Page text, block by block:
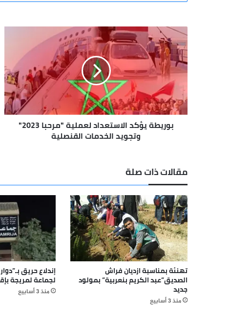
بوريطة
يؤكد
الاستعداد
لعملية
"مرحبا
2023"
وتجويد
الخدمات
القنصلية
بوريطة يؤكد الاستعداد لعملية "مرحبا 2023"
وتجويد الخدمات القنصلية
مقالات ذات صلة
تهنئة بمناسبة ازديان فراش
الصديق”عبد الكريم بنعربية” بمولود
جديد
منذ 3 أسابيع
إندلاع حريق
لجماعة لمريجة
منذ 3 أسابيع